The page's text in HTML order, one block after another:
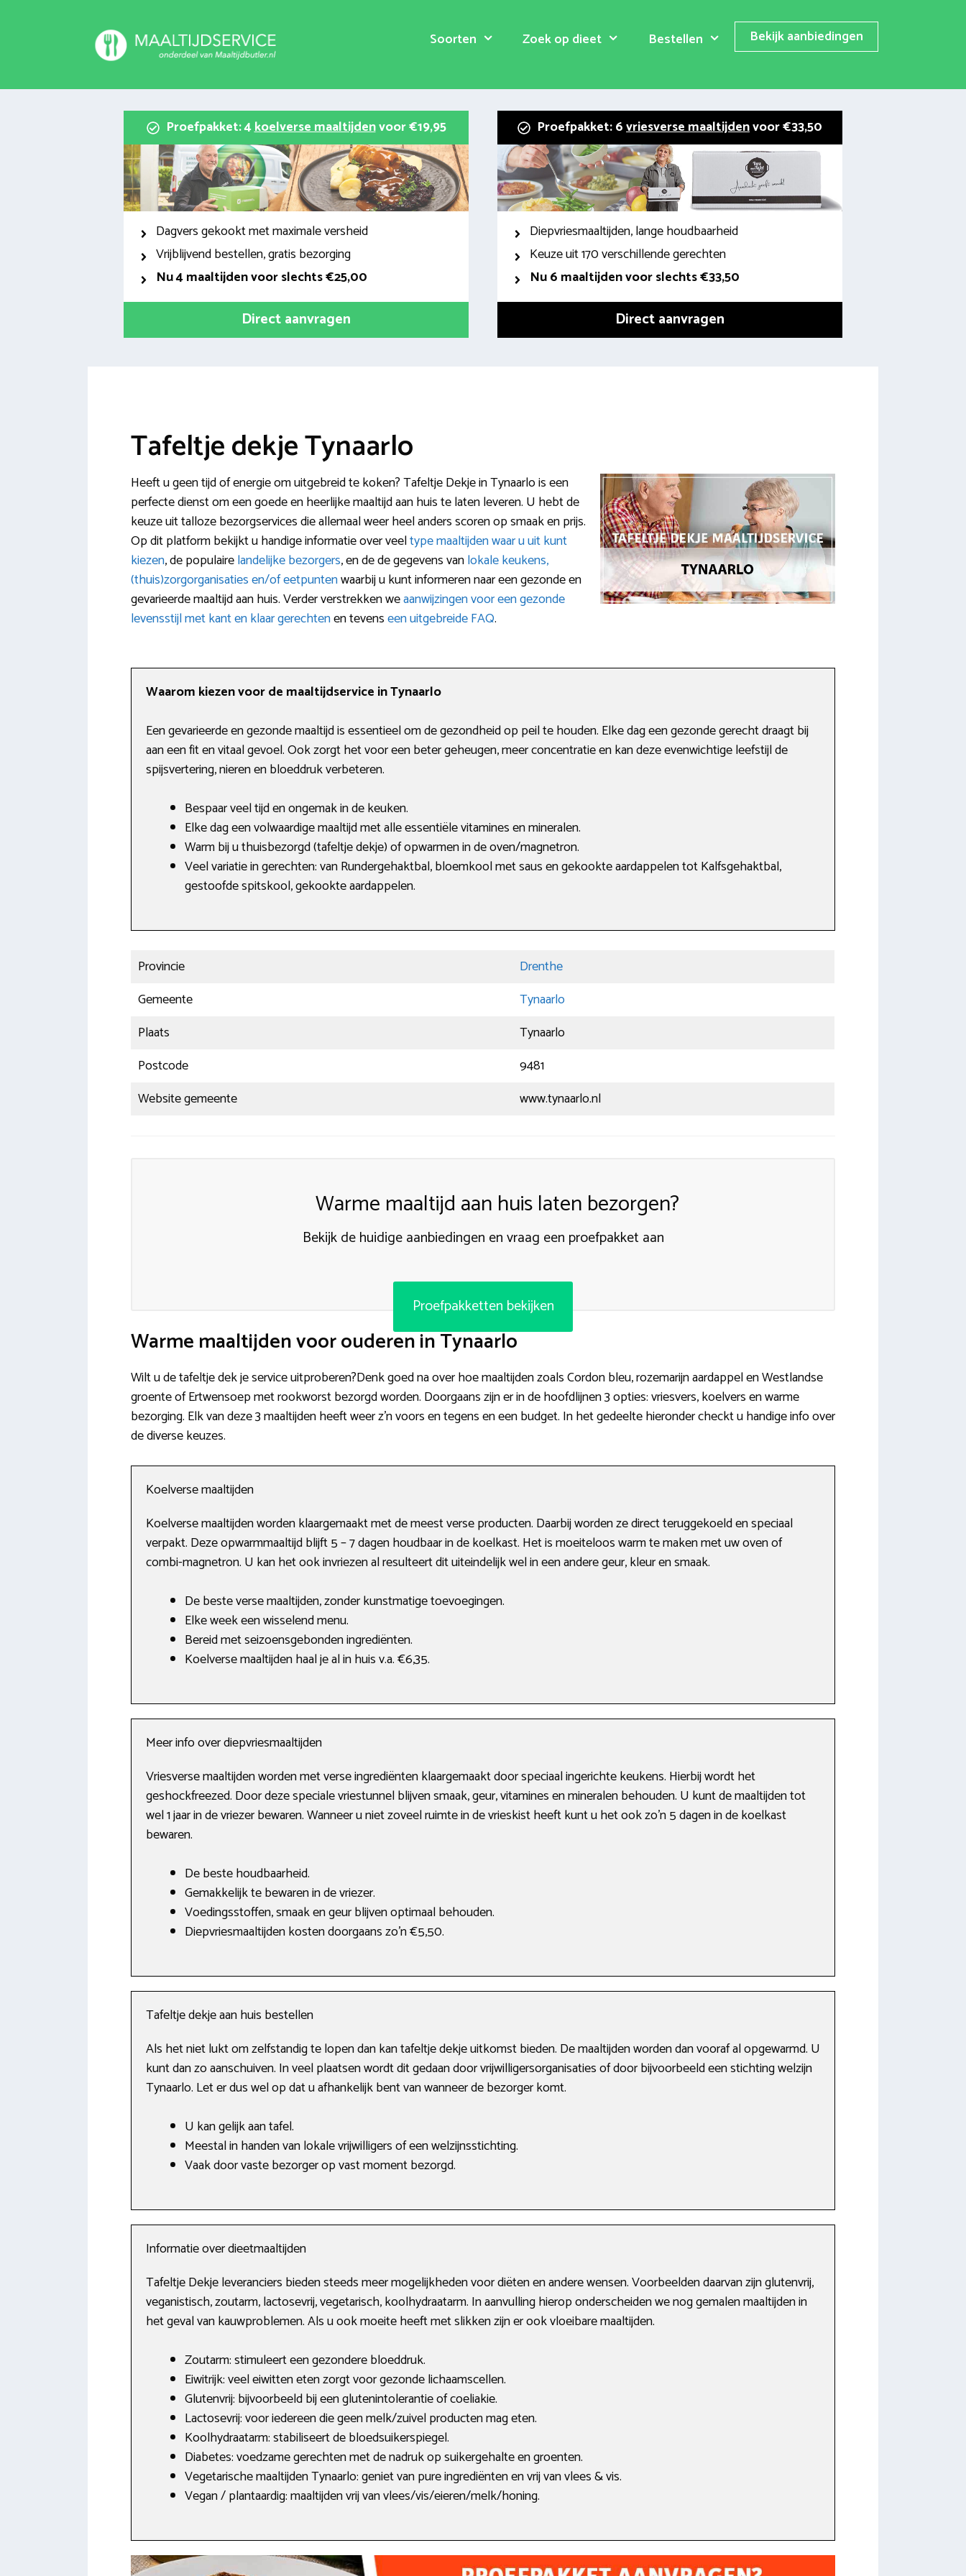
Soorten Zoek op dieet Bestellen Bekijk aanbiedingen
Proefpakket: 4koelverse maaltijdenvoor €19,95
Dagvers gekookt met maximale versheid
Vrijblijvend bestellen, gratis bezorging
Nu4 maaltijden voor slechts €25,00
Direct aanvragen
Proefpakket: 6vriesverse maaltijdenvoor €33,50
Diepvriesmaaltijden, lange houdbaarheid
Keuze uit 170 verschillende gerechten
Nu 6 maaltijden voor slechts €33,50
Direct aanvragen
Tafeltje dekje Tynaarlo
Heeft u geen tijd of energie om uitgebreid te koken? Tafeltje Dekje in Tynaarlo is een
perfecte dienst om een goede en heerlijke maaltijd aan huis te laten leveren. U hebt de
keuze uit talloze bezorgservices die allemaal weer heel anders scoren op smaak en prijs.
Op dit platform bekijkt u handige informatie over veeltype maaltijden waar u uit kunt
kiezen, de populairelandelijke bezorgers, en de de gegevens vanlokale keukens,
(thuis)zorgorganisaties en/of eetpuntenwaarbij u kunt informeren naar een gezonde en
gevarieerde maaltijd aan huis. Verder verstrekken weaanwijzingen voor een gezonde
levensstijl met kant en klaar gerechtenen tevenseen uitgebreide FAQ.
Waarom kiezen voor de maaltijdservice in Tynaarlo
Een gevarieerde en gezonde maaltijd is essentieel om de gezondheid op peil te houden. Elke dag een gezonde gerecht draagt bij
aan een fit en vitaal gevoel. Ook zorgt het voor een beter geheugen, meer concentratie en kan deze evenwichtige leefstijl de
spijsvertering, nieren en bloeddruk verbeteren.
Bespaar veel tijd en ongemak in de keuken.
Elke dag een volwaardige maaltijd met alle essentiële vitamines en mineralen.
Warm bij u thuisbezorgd (tafeltje dekje) of opwarmen in de oven/magnetron.
Veel variatie in gerechten: van Rundergehaktbal, bloemkool met saus en gekookte aardappelen tot Kalfsgehaktbal,
gestoofde spitskool, gekookte aardappelen.
Provincie
Drenthe
Gemeente
Tynaarlo
Plaats
Tynaarlo
Postcode
9481
Website gemeente
www.tynaarlo.nl
Warme maaltijd aan huis laten bezorgen?
Bekijk de huidige aanbiedingen en vraag een proefpakket aan
Proefpakketten bekijken
Warme maaltijden voor ouderen in Tynaarlo
Wilt u de tafeltje dek je service uitproberen?Denk goed na over hoe maaltijden zoals Cordon bleu, rozemarijn aardappel en Westlandse
groente of Ertwensoep met rookworst bezorgd worden. Doorgaans zijn er in de hoofdlijnen 3 opties: vriesvers, koelvers en warme
bezorging. Elk van deze 3 maaltijden heeft weer z’n voors en tegens en een budget. In het gedeelte hieronder checkt u handige info over
de diverse keuzes.
Koelverse maaltijden
Koelverse maaltijden worden klaargemaakt met de meest verse producten. Daarbij worden ze direct teruggekoeld en speciaal
verpakt. Deze opwarmmaaltijd blijft 5 – 7 dagen houdbaar in de koelkast. Het is moeiteloos warm te maken met uw oven of
combi-magnetron. U kan het ook invriezen al resulteert dit uiteindelijk wel in een andere geur, kleur en smaak.
De beste verse maaltijden, zonder kunstmatige toevoegingen.
Elke week een wisselend menu.
Bereid met seizoensgebonden ingrediënten.
Koelverse maaltijden haal je al in huis v.a. €6,35.
Meer info over diepvriesmaaltijden
Vriesverse maaltijden worden met verse ingrediënten klaargemaakt door speciaal ingerichte keukens. Hierbij wordt het
geshockfreezed. Door deze speciale vriestunnel blijven smaak, geur, vitamines en mineralen behouden. U kunt de maaltijden tot
wel 1 jaar in de vriezer bewaren. Wanneer u niet zoveel ruimte in de vrieskist heeft kunt u het ook zo’n 5 dagen in de koelkast
bewaren.
De beste houdbaarheid.
Gemakkelijk te bewaren in de vriezer.
Voedingsstoffen, smaak en geur blijven optimaal behouden.
Diepvriesmaaltijden kosten doorgaans zo’n €5,50.
Tafeltje dekje aan huis bestellen
Als het niet lukt om zelfstandig te lopen dan kan tafeltje dekje uitkomst bieden. De maaltijden worden dan vooraf al opgewarmd. U
kunt dan zo aanschuiven. In veel plaatsen wordt dit gedaan door vrijwilligersorganisaties of door bijvoorbeeld een stichting welzijn
Tynaarlo. Let er dus wel op dat u afhankelijk bent van wanneer de bezorger komt.
U kan gelijk aan tafel.
Meestal in handen van lokale vrijwilligers of een welzijnsstichting.
Vaak door vaste bezorger op vast moment bezorgd.
Informatie over dieetmaaltijden
Tafeltje Dekje leveranciers bieden steeds meer mogelijkheden voor diëten en andere wensen. Voorbeelden daarvan zijn glutenvrij,
veganistisch, zoutarm, lactosevrij, vegetarisch, koolhydraatarm. In aanvulling hierop onderscheiden we nog gemalen maaltijden in
het geval van kauwproblemen. Als u ook moeite heeft met slikken zijn er ook vloeibare maaltijden.
Zoutarm: stimuleert een gezondere bloeddruk.
Eiwitrijk: veel eiwitten eten zorgt voor gezonde lichaamscellen.
Glutenvrij: bijvoorbeeld bij een glutenintolerantie of coeliakie.
Lactosevrij: voor iedereen die geen melk/zuivel producten mag eten.
Koolhydraatarm: stabiliseert de bloedsuikerspiegel.
Diabetes: voedzame gerechten met de nadruk op suikergehalte en groenten.
Vegetarische maaltijden Tynaarlo: geniet van pure ingrediënten en vrij van vlees & vis.
Vegan / plantaardig: maaltijden vrij van vlees/vis/eieren/melk/honing.